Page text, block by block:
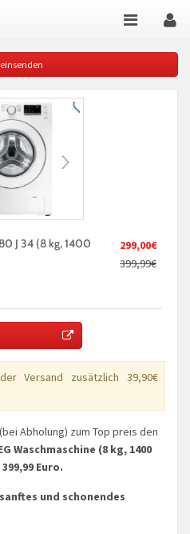
299,00€
399,99€
J 34 (8 kg, 1400
Versand zusätzlich 39,90€
Abholung) zum Top preis den
Waschmaschine (8 kg, 1400
399,99 Euro.
und schonendes